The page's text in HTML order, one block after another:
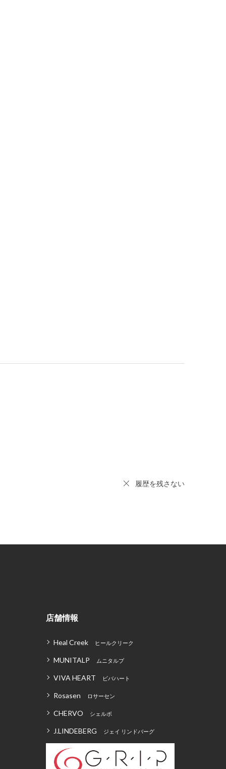
履歴を残さない
店舗情報
Heal Creek ヒールクリーク
MUNITALP ムニタルプ
VIVA HEART ビバハート
Rosasen ロサーセン
CHERVO シェルボ
J.LINDEBERG ジェイ リンドバーグ